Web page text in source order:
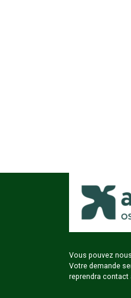
Vous pouvez
Votre demande
reprendra contact